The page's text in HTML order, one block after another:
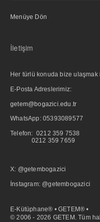
Menüye Dön
İletişim
Her türlü konuda bize ulaşmak
E-Posta Adreslerimiz:
getem@bogazici.edu.tr
WhatsApp: 05393089577
Telefon: 0212 359 7538
0212 359 7659
X: @getembogazici
İnstagram: @getembogazici
E-Kütüphane® • GETEM® •
© 2006 - 2026 GETEM. Tüm